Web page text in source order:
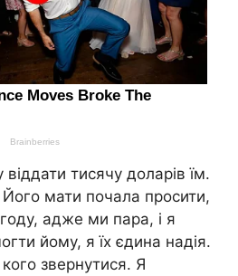
тисячу доларів їм.
Його мати почала просити,
адже ми пара, і я
йому, я їх єдина надія.
звернутися. Я